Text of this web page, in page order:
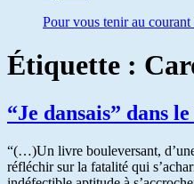
Pour vous tenir au courant
Étiquette :
“Je dansais” dans
“(…)Un livre bouleversant,
réfléchir sur la fatalité qui